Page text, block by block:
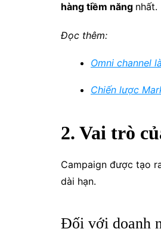
hàng tiềm năng nhất.
Đọc thêm:
Omni channel
Chiến lược
2. Vai trò
Campaign được tạo
dài hạn.
Đối với doanh